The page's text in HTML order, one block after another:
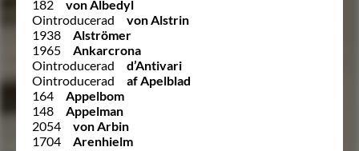
182
von Albedyl
Ointroducerad
von Alstrin
1938
Alströmer
1965
Ankarcrona
Ointroducerad
d’Antivari
Ointroducerad
af Apelblad
164
Appelbom
148
Appelman
2054
von Arbin
1704
Arenhielm